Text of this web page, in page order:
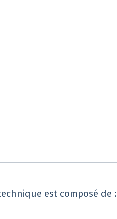
est composé de :